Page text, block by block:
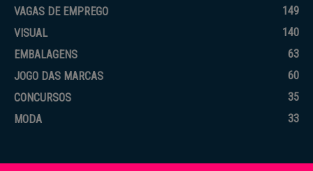
VAGAS DE EMPREGO
149
VISUAL
140
EMBALAGENS
63
JOGO DAS MARCAS
60
CONCURSOS
35
MODA
33